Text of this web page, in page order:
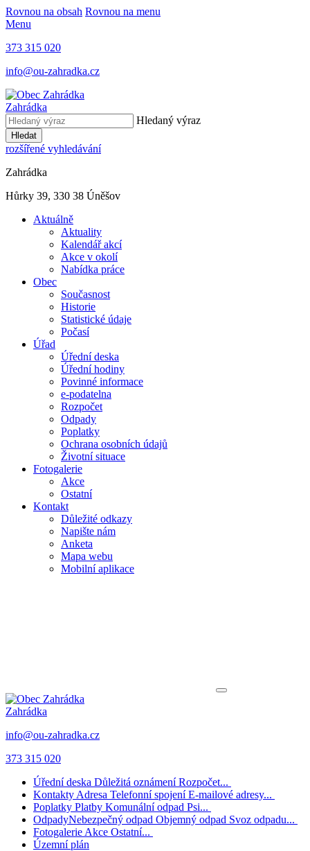
Rovnou na obsah Rovnou na menu
Menu
373 315 020
info@ou-zahradka.cz
Zahrádka
Hledaný výraz
Hledat
rozšířené vyhledávání
Zahrádka
Hůrky 39, 330 38 Úněšov
Aktuálně
Aktuality
Kalendář akcí
Akce v okolí
Nabídka práce
Obec
Současnost
Historie
Statistické údaje
Počasí
Úřad
Úřední deska
Úřední hodiny
Povinné informace
e-podatelna
Rozpočet
Odpady
Poplatky
Ochrana osobních údajů
Životní situace
Fotogalerie
Akce
Ostatní
Kontakt
Důležité odkazy
Napište nám
Anketa
Mapa webu
Mobilní aplikace
Zahrádka
info@ou-zahradka.cz
373 315 020
Úřední deska Důležitá oznámení Rozpočet...
Kontakty Adresa Telefonní spojení E-mailové adresy...
Poplatky Platby Komunální odpad Psi...
OdpadyNebezpečný odpad Objemný odpad Svoz odpadu...
Fotogalerie Akce Ostatní...
Územní plán